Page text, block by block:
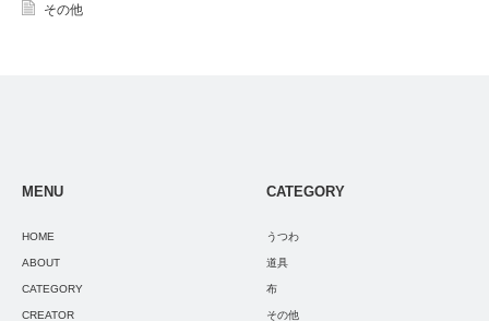
その他
MENU
HOME
ABOUT
CATEGORY
CREATOR
CATEGORY
うつわ
道具
布
その他